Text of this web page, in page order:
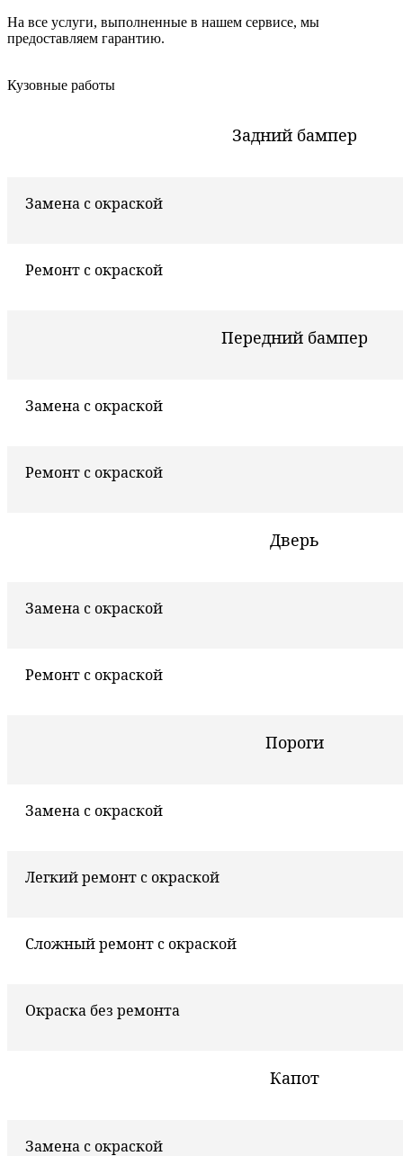
На все услуги, выполненные в нашем сервисе, мы
предоставляем гарантию.
Кузовные работы
Задний бампер
Замена с окраской
Ремонт с окраской
Передний бампер
Замена с окраской
Ремонт с окраской
Дверь
Замена с окраской
Ремонт с окраской
Пороги
Замена с окраской
Легкий ремонт с окраской
Сложный ремонт с окраской
Окраска без ремонта
Капот
Замена с окраской